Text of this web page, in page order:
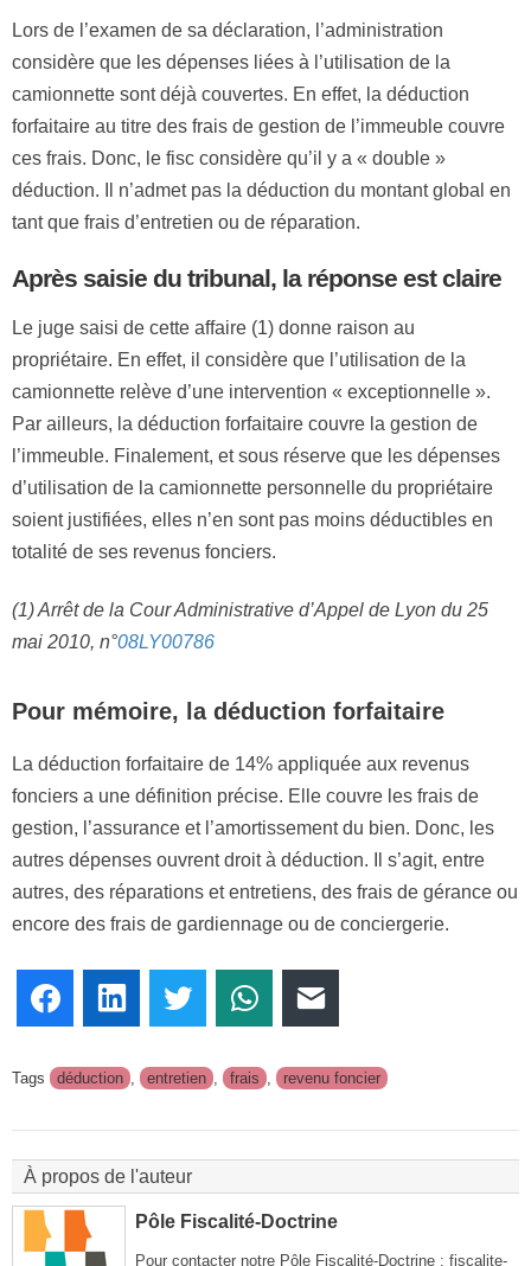
Lors de l’examen de sa déclaration, l’administration
considère que les dépenses liées à l’utilisation de la
camionnette sont déjà couvertes. En effet, la déduction
forfaitaire au titre des frais de gestion de l’immeuble couvre
ces frais. Donc, le fisc considère qu’il y a « double »
déduction. Il n’admet pas la déduction du montant global en
tant que frais d’entretien ou de réparation.
Après saisie du tribunal, la réponse est claire
Le juge saisi de cette affaire (1) donne raison au
propriétaire. En effet, il considère que l’utilisation de la
camionnette relève d’une intervention « exceptionnelle ».
Par ailleurs, la déduction forfaitaire couvre la gestion de
l’immeuble. Finalement, et sous réserve que les dépenses
d’utilisation de la camionnette personnelle du propriétaire
soient justifiées, elles n’en sont pas moins déductibles en
totalité de ses revenus fonciers.
(1) Arrêt de la Cour Administrative d’Appel de Lyon du 25
mai 2010, n°08LY00786
Pour mémoire, la déduction forfaitaire
La déduction forfaitaire de 14% appliquée aux revenus
fonciers a une définition précise. Elle couvre les frais de
gestion, l’assurance et l’amortissement du bien. Donc, les
autres dépenses ouvrent droit à déduction. Il s’agit, entre
autres, des réparations et entretiens, des frais de gérance ou
encore des frais de gardiennage ou de conciergerie.
FacebookLinkedInTwitter WhatsApp
Tags déduction entretien frais revenu foncier
À propos de l'auteur
Pôle Fiscalité-Doctrine
Pour contacter notre Pôle Fiscalité-Doctrine : fiscalite-